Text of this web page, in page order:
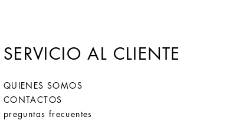
SERVICIO AL CLIENTE
QUIENES SOMOS
CONTACTOS
preguntas frecuentes